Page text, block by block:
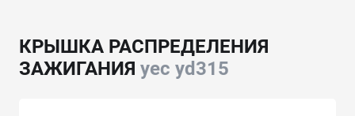
КРЫШКА РАСПРЕДЕЛЕНИЯ
ЗАЖИГАНИЯ yec yd315